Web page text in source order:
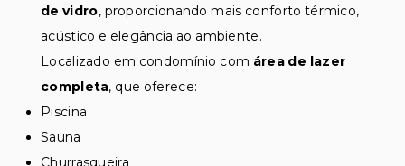
de vidro, proporcionando mais conforto térmico,
acústico e elegância ao ambiente.
Localizado em condomínio com área de lazer
completa, que oferece:
Piscina
Sauna
Churrasqueira